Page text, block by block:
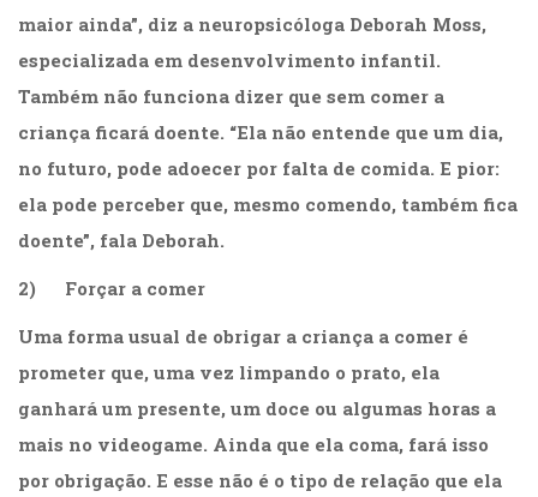
(93)
Jornalismo
(57)
(66)
Literatura
Erótica
Literatura,
Ensaios
(69)
de
referência
PNL
(Programação
maior ainda”, diz a neuropsicóloga Deborah Moss,
especializada em desenvolvimento infantil.
Também não funciona dizer que sem comer a
criança ficará doente. “Ela não entende que um dia,
no futuro, pode adoecer por falta de comida. E pior:
ela pode perceber que, mesmo comendo, também fica
doente”, fala Deborah.
2) Forçar a comer
Uma forma usual de obrigar a criança a comer é
prometer que, uma vez limpando o prato, ela
ganhará um presente, um doce ou algumas horas a
mais no videogame. Ainda que ela coma, fará isso
por obrigação. E esse não é o tipo de relação que ela